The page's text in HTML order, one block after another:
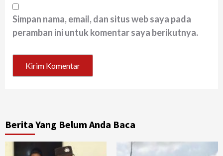
Simpan nama, email, dan situs web saya pada
peramban ini untuk komentar saya berikutnya.
Berita Yang Belum Anda Baca